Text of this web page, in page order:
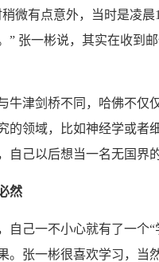
有点意外，当时是凌晨
” 张一彬说，其实在收到
津剑桥不同，哈佛不仅
的领域，比如神经学或者
自己以后想当一名无国界
然
己一不小心就有了一个“
。张一彬很喜欢学习，当